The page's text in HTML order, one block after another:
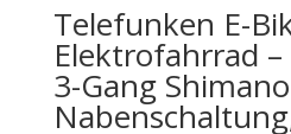
Telefunken E-
Elektrofahrrad
3-Gang Shimano